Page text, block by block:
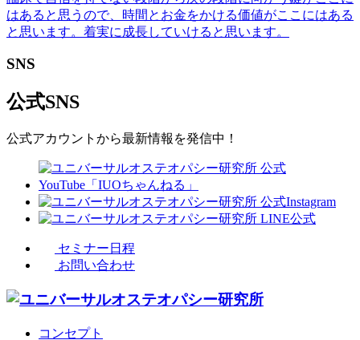
はあると思うので、時間とお金をかける価値がここにはある
と思います。着実に成長していけると思います。
SNS
公式SNS
公式アカウントから最新情報を発信中！
セミナー日程
お問い合わせ
コンセプト